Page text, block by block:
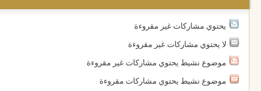
يحتوي مشاركات غير مقروءة
لا يحتوي مشاركات غير مقروءة
موضوع نشيط يحتوي مشاركات غير مقروءة
موضوع نشيط يحتوي مشاركات مقروءة